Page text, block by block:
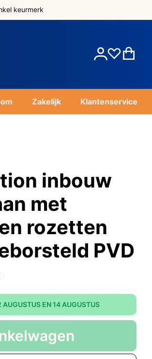
keurmerk
Account
Zakelijk Klantenservice
inbouw
met
rozetten
PVD
AUGUSTUS EN 14 AUGUSTUS